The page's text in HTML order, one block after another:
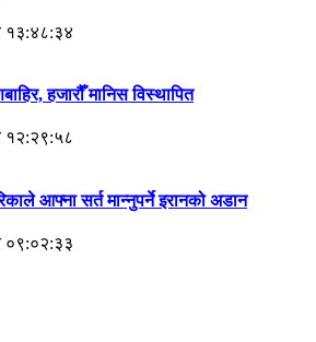
१३:४८:३४
हजारौँ मानिस विस्थापित
१२:२९:५८
आफ्ना सर्त मान्नुपर्ने इरानको अडान
०९:०२:३३